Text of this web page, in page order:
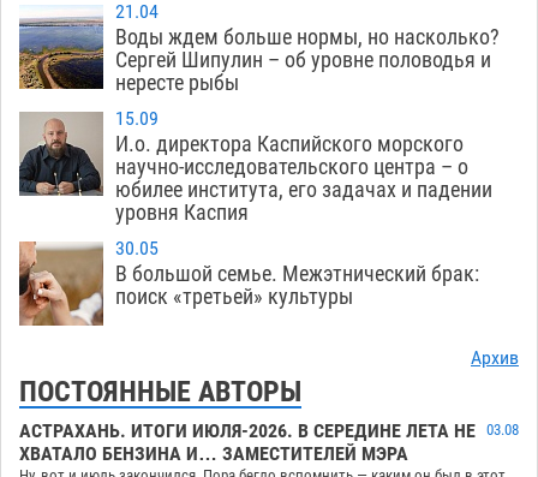
21.04
Воды ждем больше нормы, но насколько?
Сергей Шипулин – об уровне половодья и
нересте рыбы
15.09
И.о. директора Каспийского морского
научно-исследовательского центра – о
юбилее института, его задачах и падении
уровня Каспия
30.05
В большой семье. Межэтнический брак:
поиск «третьей» культуры
Архив
ПОСТОЯННЫЕ АВТОРЫ
АСТРАХАНЬ. ИТОГИ ИЮЛЯ-2026. В СЕРЕДИНЕ ЛЕТА НЕ
ХВАТАЛО БЕНЗИНА И… ЗАМЕСТИТЕЛЕЙ МЭРА
03.08